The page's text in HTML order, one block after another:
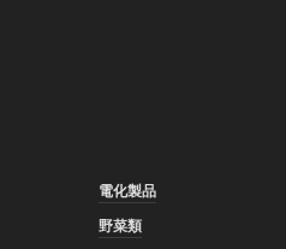
電化製品
野菜類